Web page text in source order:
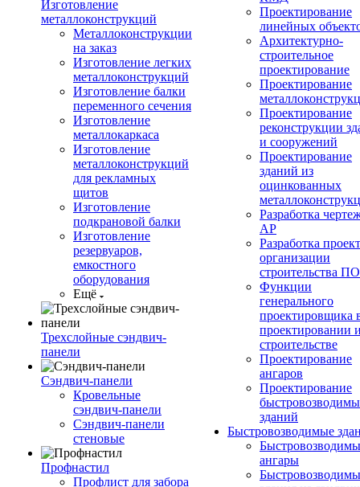
Изготовление
металлоконструкций
Металлоконструкции
на заказ
Изготовление легких
металлоконструкций
Изготовление балки
переменного сечения
Изготовление
металлокаркаса
Изготовление
металлоконструкций
для рекламных
щитов
Изготовление
подкрановой балки
Изготовление
резервуаров,
емкостного
оборудования
Ещё
Трехслойные сэндвич-
панели
Сэндвич-панели
Кровельные
сэндвич-панели
Сэндвич-панели
стеновые
Профнастил
Профлист для забора
Проектирование
линейных
Архитектурно-
строительное
проектирование
Проектирование
Проектирование
реконструкции
и сооружений
Проектирование
зданий из
оцинкованных
Разработка
АР
Разработка
организации
строительства
Функции
генерального
проектировщика
проектировании
строительстве
Проектирование
ангаров
Проектирование
зданий
Быстровозводимые
ангары